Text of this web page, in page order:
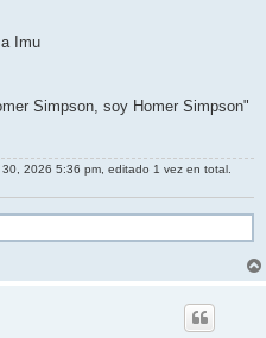
Imu
Simpson, soy Homer Simpson"
30, 2026 5:36 pm, editado 1 vez en total.